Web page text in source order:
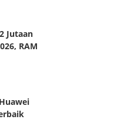
Jutaan
RAM